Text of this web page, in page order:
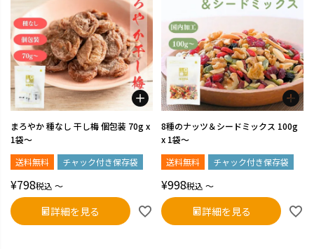
まろやか 種なし 干し梅 個包装 70g x
1袋～
送料無料
チャック付き保存袋
¥798税込 〜
詳細を見る
8種のナッツ＆シードミックス 100g
x 1袋～
送料無料
チャック付き保存袋
¥998税込 〜
詳細を見る